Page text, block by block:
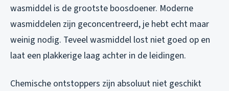
wasmiddel is de grootste boosdoener. Moderne
wasmiddelen zijn geconcentreerd, je hebt echt maar
weinig nodig. Teveel wasmiddel lost niet goed op en
laat een plakkerige laag achter in de leidingen.
Chemische ontstoppers zijn absoluut niet geschikt